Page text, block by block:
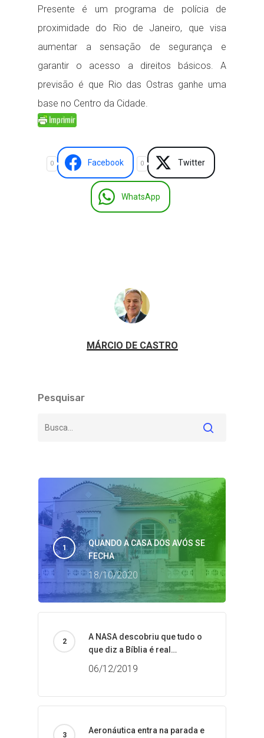
Presente é um programa de polícia de
proximidade do Rio de Janeiro, que visa
aumentar a sensação de segurança e
garantir o acesso a direitos básicos. A
previsão é que Rio das Ostras ganhe uma
base no Centro da Cidade.
0 Facebook 0 Twitter
WhatsApp
MÁRCIO DE CASTRO
Pesquisar
QUANDO A CASA DOS AVÓS SE
FECHA
18/10/2020
A NASA descobriu que tudo o
que diz a Bíblia é real…
06/12/2019
Aeronáutica entra na parada e